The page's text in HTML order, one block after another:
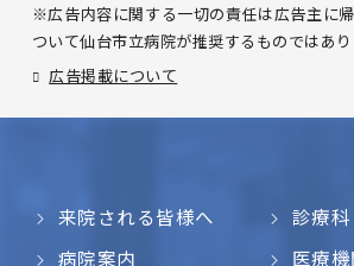
※広告内容に関する一切の責任は広告主に
ついて仙台市立病院が推奨するものではあり
広告掲載について
来院される皆様へ
診療
病院案内
医療